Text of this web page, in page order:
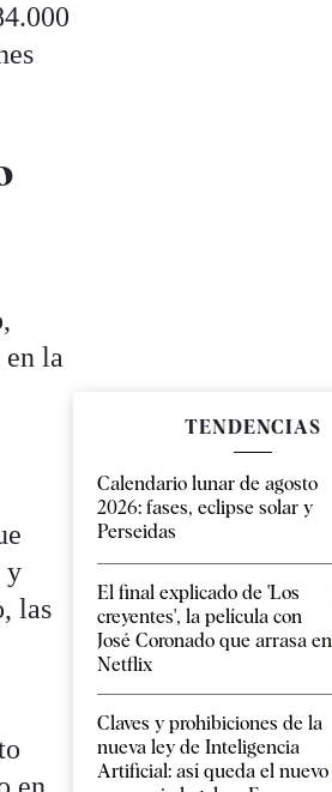
en la
y
las
TENDENCIAS
Calendario lunar de agosto
2026: fases, eclipse solar y
Perseidas
El final explicado de 'Los
creyentes', la película con
José Coronado que arrasa en
Netflix
Claves y prohibiciones de la
nueva ley de Inteligencia
Artificial: así queda el nuevo